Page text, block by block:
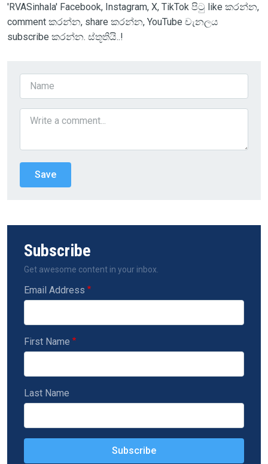
'RVASinhala' Facebook, Instagram, X, TikTok පිටු like කරන්න,
comment කරන්න, share කරන්න, YouTube චැනලය
subscribe කරන්න. ස්තූතියි..!
Subscribe
Get awesome content in your inbox.
Email Address
First Name
Last Name